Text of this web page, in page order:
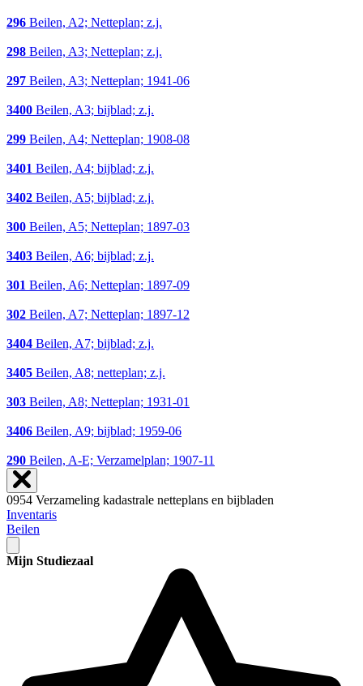
296 Beilen, A2; Netteplan; z.j.
298 Beilen, A3; Netteplan; z.j.
297 Beilen, A3; Netteplan; 1941-06
3400 Beilen, A3; bijblad; z.j.
299 Beilen, A4; Netteplan; 1908-08
3401 Beilen, A4; bijblad; z.j.
3402 Beilen, A5; bijblad; z.j.
300 Beilen, A5; Netteplan; 1897-03
3403 Beilen, A6; bijblad; z.j.
301 Beilen, A6; Netteplan; 1897-09
302 Beilen, A7; Netteplan; 1897-12
3404 Beilen, A7; bijblad; z.j.
3405 Beilen, A8; netteplan; z.j.
303 Beilen, A8; Netteplan; 1931-01
3406 Beilen, A9; bijblad; 1959-06
290 Beilen, A-E; Verzamelplan; 1907-11
0954 Verzameling kadastrale netteplans en bijbladen
Inventaris
Beilen
Mijn Studiezaal